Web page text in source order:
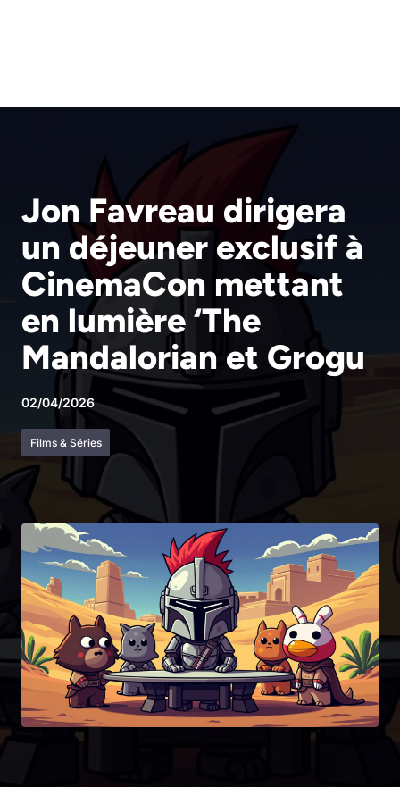
Jon Favreau dirigera
un déjeuner exclusif à
CinemaCon mettant
en lumière ‘The
Mandalorian et Grogu
02/04/2026
Films & Séries